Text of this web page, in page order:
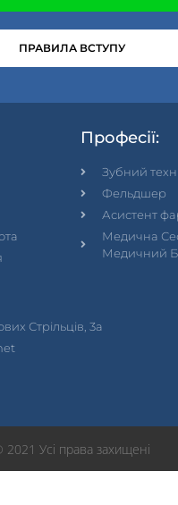
ПРАВИЛА ВСТУПУ
Професії:
Зубний
Фельдшер
Асистент
Медична
Медичний
Стрільців, 3а
2021 Усі права захищені